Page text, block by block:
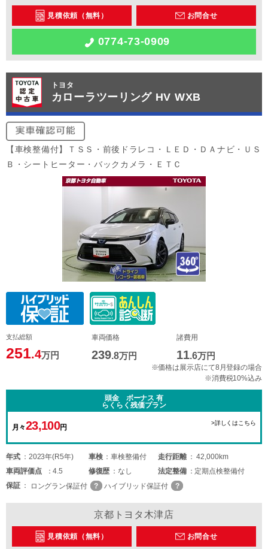
見積依頼（無料） お問合せ
0774-73-0909
トヨタ
カローラツーリング HV WXB
【車検整備付】ＴＳＳ・前後ドラレコ・ＬＥＤ・ＤＡナビ・ＵＳ
Ｂ・シートヒーター・バックカメラ・ＥＴＣ
支払総額
251.4万円
車両価格
239.8万円
諸費用
11.6万円
※価格は展示店にて8月登録の場合
※消費税10%込み
頭金 ボーナス 有
らくらく残価プラン
月々23,100円
>詳しくはこちら
年式 2023年(R5年) 車検 車検整備付 走行距離
42,000km
車両評価点 4.5 修復歴 なし 法定整備
定期点検整備付
保証
ロングラン保証付 ハイブリッド保証付
京都トヨタ木津店
見積依頼（無料） お問合せ